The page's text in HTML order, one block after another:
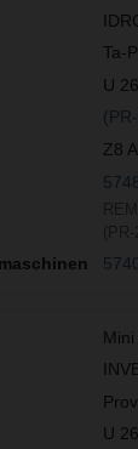
Ta-
U 26
Z8
Mini
U 26